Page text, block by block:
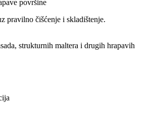
površine
pravilno čišćenje i skladištenje.
strukturnih maltera i drugih hrapavih